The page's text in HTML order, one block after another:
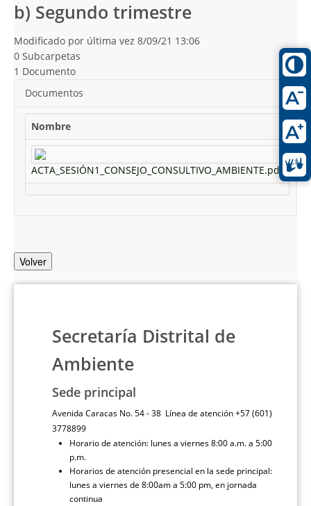
b) Segundo trimestre
Modificado por última vez 8/09/21 13:06
0 Subcarpetas
1 Documento
Documentos
Nombre
ACTA_SESIÓN1_CONSEJO_CONSULTIVO_AMBIENTE.pdf
Volver
Secretaría Distrital de
Ambiente
Sede principal
Avenida Caracas No. 54 - 38 Línea de atención +57 (601)
3778899
Horario de atención: lunes a viernes 8:00 a.m. a 5:00
p.m.
Horarios de atención presencial en la sede principal:
lunes a viernes de 8:00am a 5:00 pm, en jornada
continua